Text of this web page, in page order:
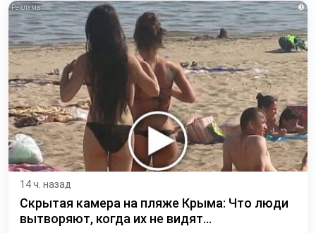
i
14 ч. назад
Скрытая камера на пляже Крыма: Что люди
вытворяют, когда их не видят...